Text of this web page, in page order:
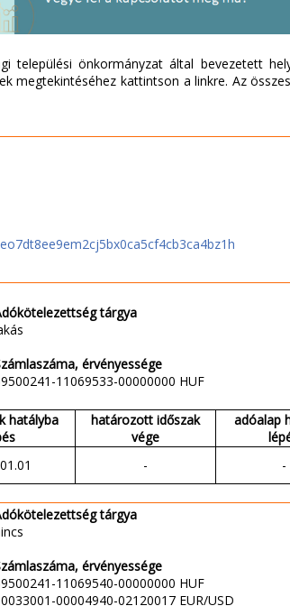
települési önkormányzat által bevezetett
megtekintéséhez kattintson a linkre. Az
tárgya
érvényessége
11069533-00000000 HUF
hatályba
határozott időszak
vége
adóalap
- -
tárgya
érvényessége
11069540-00000000 HUF
00004940-02120017 EUR/USD